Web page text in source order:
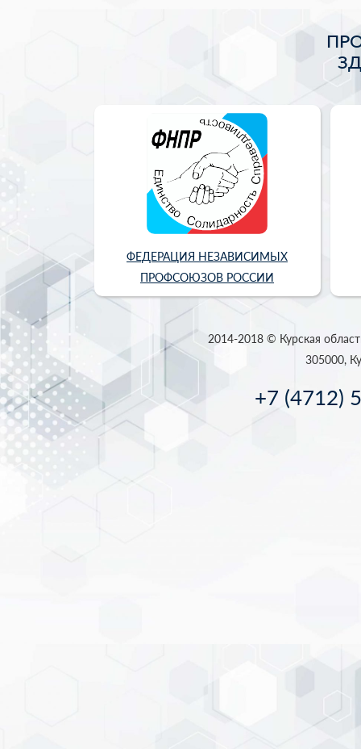
ФЕДЕРАЦИЯ НЕЗАВИСИМЫХ
ПРОФСОЮЗОВ РОССИИ
2014-2018 © Курская
305000,
+7 (4712)